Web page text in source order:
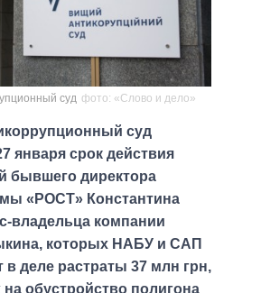
суд фото: «Слово и дело»
суд
января срок действия
бывшего директора
«РОСТ» Константина
владельца компании
которых НАБУ и САП
в деле растраты 37 млн ​​грн,
обустройство полигона